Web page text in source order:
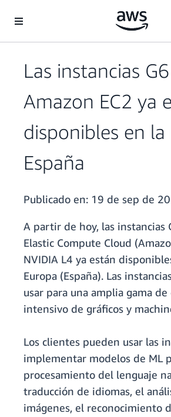
Las instancias
Amazon EC2 ya
disponibles en
España
Publicado en: 19 de sep de
A partir de hoy, las instancias
Elastic Compute Cloud
NVIDIA L4 ya están
Europa (España). Las
usar para una amplia gama de
intensivo de gráficos y
Los clientes pueden usar las
implementar modelos de ML
procesamiento del lenguaje
traducción de idiomas, el
imágenes, el reconocimiento